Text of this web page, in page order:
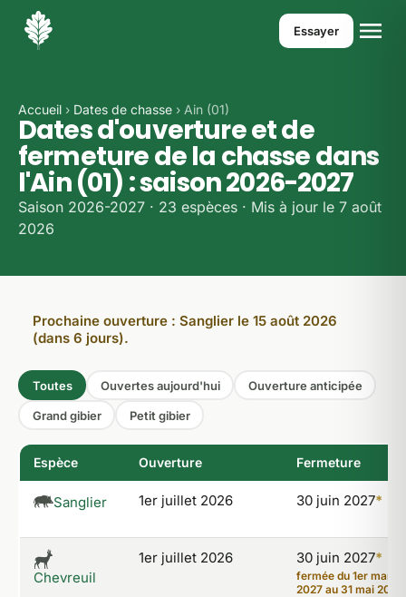
Essayer
Accueil › Dates de chasse › Ain (01)
Dates d'ouverture et de
fermeture de la chasse dans
l'Ain (01) : saison 2026-2027
Saison 2026-2027 · 23 espèces · Mis à jour le 7 août
2026
Prochaine ouverture : Sanglier le 15 août 2026
(dans 6 jours).
Toutes Ouvertes aujourd'hui Ouverture anticipée
Grand gibier Petit gibier
Espèce Ouverture Fermeture
Sanglier 1er juillet 2026 30 juin 2027*
Chevreuil
1er juillet 2026 30 juin 2027*
fermée du 1er mars
2027 au 31 mai 2027